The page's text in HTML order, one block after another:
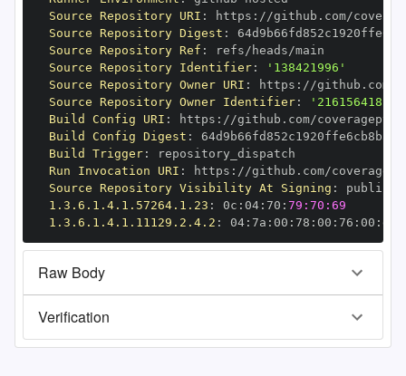
Source Repository URI : https :
Source Repository Digest :
Source Repository Ref :
Source Repository Identifier:
'138421996'
Source Repository Owner URI : https :
Source Repository Owner Identifier:
'216156418'
Build Config URI : https :
Build Config Digest :
Build Trigger:
Run Invocation URI : https :
Source Repository Visibility At Signing :
1.3.6.1.4.1.57264.1.23 : 0c : 04: 70 : 79:70:69
1.3.6.1.4.1.11129.2.4.2 : 04: 7a : 00 : 78 : 00 : 76 : 00 : dd
Raw Body
Verification